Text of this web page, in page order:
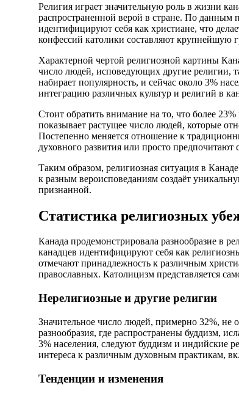
Религия играет значительную роль в жизни
распространенной верой в стране. По данным
идентифицируют себя как христиане, что
конфессий католики составляют крупнейшую
Характерной чертой религиозной картины
число людей, исповедующих другие религии,
набирает популярность, и сейчас около 3%
интеграцию различных культур и религий в
Стоит обратить внимание на то, что более
показывает растущее число людей, которые
Постепенно меняется отношение к
духовного развития или просто предпочитают
Таким образом, религиозная ситуация в
к разным вероисповеданиям создаёт
признанной.
Статистика религиозных
Канада продемонстрировала разнообразие в
канадцев идентифицируют себя как
отмечают принадлежность к различным
православных. Католицизм представляется
Нерелигиозные и другие религии
Значительное число людей, примерно 32%, не
разнообразия, где распространены буддизм,
3% населения, следуют буддизм и индийские
интереса к различным духовным практикам,
Тенденции и изменения